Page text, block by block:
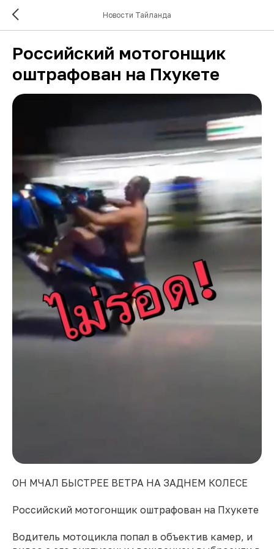
Новости Тайланда
Российский мотогонщик
оштрафован на Пхукете
ОН МЧАЛ БЫСТРЕЕ ВЕТРА НА ЗАДНЕМ КОЛЕСЕ
Российский мотогонщик оштрафован на Пхукете
Водитель мотоцикла попал в объектив камер, и